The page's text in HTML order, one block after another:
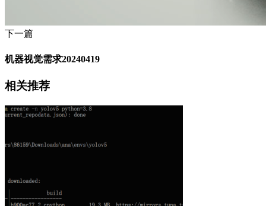
下一篇
机器视觉需求20240419
相关推荐